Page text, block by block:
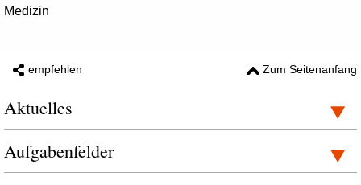
Medizin
empfehlen Zum Seitenanfang
Aktuelles
Aufgabenfelder